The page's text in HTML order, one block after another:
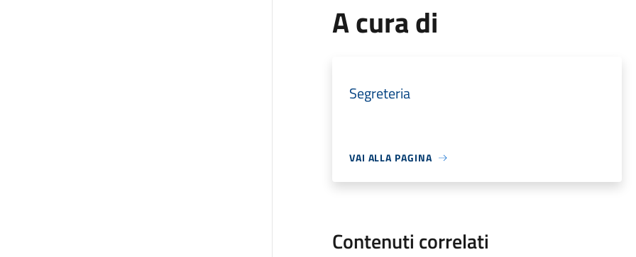
A cura di
Segreteria
VAI ALLA PAGINA
Contenuti correlati